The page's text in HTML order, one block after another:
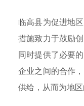
临高县为促进地
措施致力于鼓励
同时提供了必要
企业之间的合作
供给，从而为地